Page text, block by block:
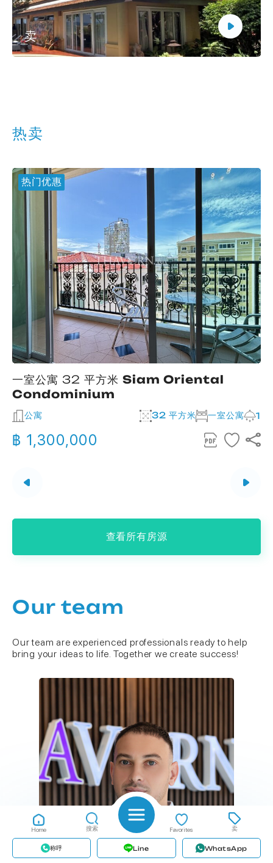
Home 搜索 Favorites 卖
称呼 Line WhatsApp
卖
Do you need to sell real estate in Thailand?
热卖
热门优惠
一室公寓 32 平方米 Siam Oriental
Condominium
公寓 32 平方米 一室公寓 1
฿ 1,300,000
查看所有房源
Our team
Our team are experienced professionals ready to help
bring your ideas to life. Together we create success!